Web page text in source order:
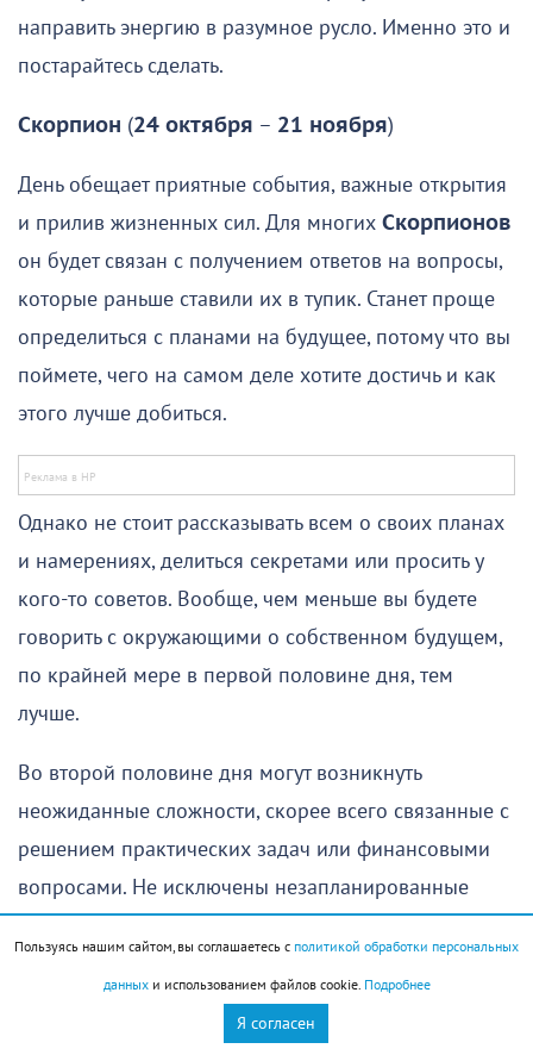
направить энергию в разумное русло. Именно это и
постарайтесь сделать.
Скорпион (24 октября – 21 ноября)
День обещает приятные события, важные открытия
и прилив жизненных сил. Для многих Скорпионов
он будет связан с получением ответов на вопросы,
которые раньше ставили их в тупик. Станет проще
определиться с планами на будущее, потому что вы
поймете, чего на самом деле хотите достичь и как
этого лучше добиться.
Однако не стоит рассказывать всем о своих планах
и намерениях, делиться секретами или просить у
кого-то советов. Вообще, чем меньше вы будете
говорить с окружающими о собственном будущем,
по крайней мере в первой половине дня, тем
лучше.
Во второй половине дня могут возникнуть
неожиданные сложности, скорее всего связанные с
решением практических задач или финансовыми
вопросами. Не исключены незапланированные
попытках сэкономить могут принять решение,
которое только приведет к еще большим тратам.
Пользуясь нашим сайтом, вы соглашаетесь с политикой обработки персональных
данныхи использованием файлов cookie. Подробнее
Я согласен